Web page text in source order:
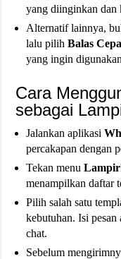
yang diinginkan dan
Alternatif lainnya,
lalu pilihBalas
yang ingin
Cara
sebagai
Jalankan aplikasi
percakapan dengan
Tekan menu
menampilkan daftar
Pilih salah satu
kebutuhan. Isi
chat.
Sebelum